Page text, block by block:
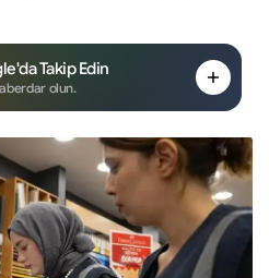
Takip Edin
olun.